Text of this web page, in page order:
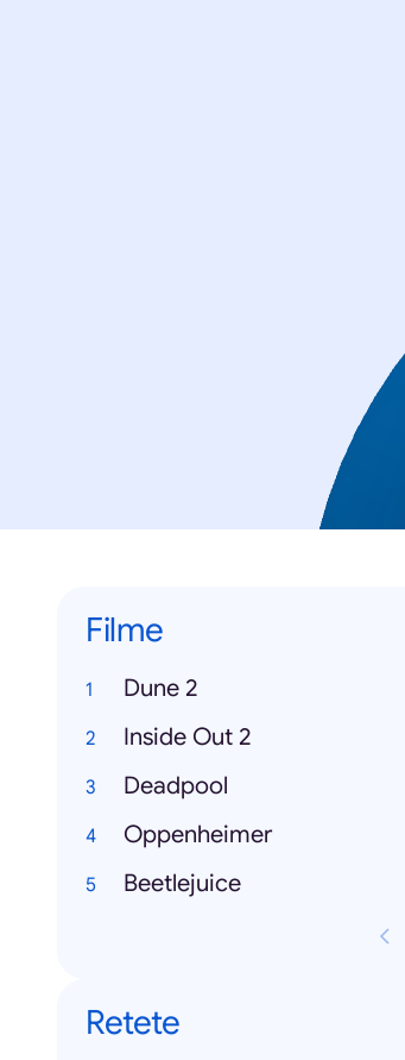
Filme
Dune 2
Inside Out 2
Deadpool
Oppenheimer
Beetlejuice
Retete